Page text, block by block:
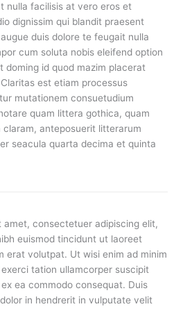
nulla facilisis at vero eros et
dignissim qui blandit praesent
duis dolore te feugait nulla
cum soluta nobis eleifend option
doming id quod mazim placerat
est etiam processus
mutationem consuetudium
quam littera gothica, quam
claram, anteposuerit litterarum
seacula quarta decima et quinta
amet, consectetuer adipiscing elit,
euismod tincidunt ut laoreet
erat volutpat. Ut wisi enim ad minim
tation ullamcorper suscipit
ea commodo consequat. Duis
in hendrerit in vulputate velit